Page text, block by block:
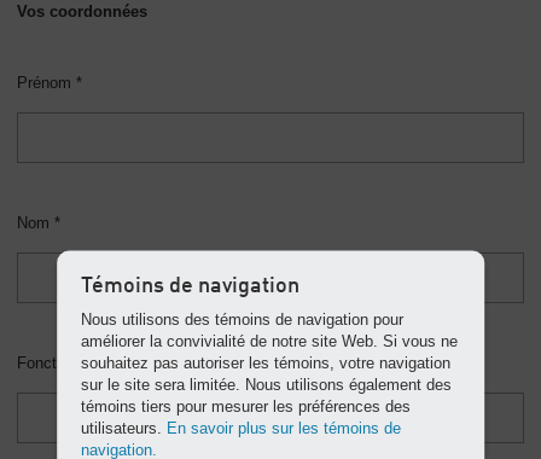
Vos coordonnées
Prénom *
Nom *
Fonction *
Témoins de navigation
Nous utilisons des témoins de navigation pour
améliorer la convivialité de notre site Web. Si vous ne
souhaitez pas autoriser les témoins, votre navigation
sur le site sera limitée. Nous utilisons également des
témoins tiers pour mesurer les préférences des
utilisateurs. En savoir plus sur les témoins de
navigation.